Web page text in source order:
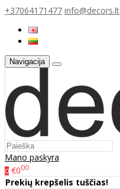
+37064171477 info@decors.lt
Navigacija
Mano paskyra
0 €000
Prekių krepšelis tuščias!